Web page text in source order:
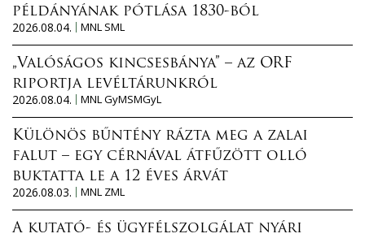
példányának pótlása 1830-ból
2026.08.04.
MNL SML
„Valóságos kincsesbánya” – az ORF
riportja levéltárunkról
2026.08.04.
MNL GyMSMGyL
Különös bűntény rázta meg a zalai
falut – egy cérnával átfűzött olló
buktatta le a 12 éves árvát
2026.08.03.
MNL ZML
A kutató- és ügyfélszolgálat nyári